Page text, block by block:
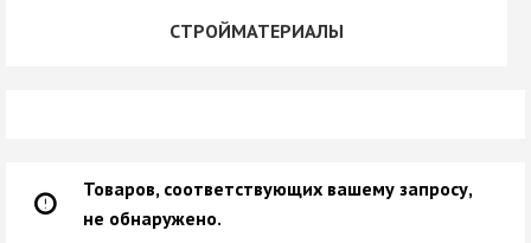
СТРОЙМАТЕРИАЛЫ
Товаров, соответствующих вашему запросу,
не обнаружено.